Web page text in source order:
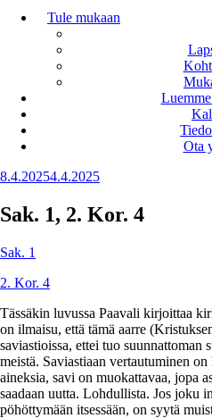
Tule mukaan
Ota
Julkaistu
8.4.20254.4.2025
Sak. 1, 2. Kor. 4
Sak. 1
2. Kor. 4
Tässäkin luvussa Paavali kirjoittaa
on ilmaisu, että tämä aarre
saviastioissa, ettei tuo suunnattoman
meistä. Saviastiaan vertautuminen
aineksia, savi on muokattavaa, jopa
saadaan uutta. Lohdullista. Jos joku
pöhöttymään itsessään, on syytä